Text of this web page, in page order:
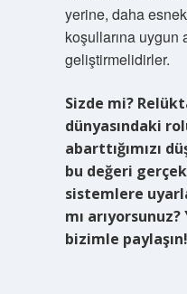
yerine, daha
koşullarına uygun
geliştirmelidirler.
Sizde mi?
dünyasındaki
abarttığımızı
bu değeri
sistemlere
mı arıyorsunuz?
bizimle paylaşın!